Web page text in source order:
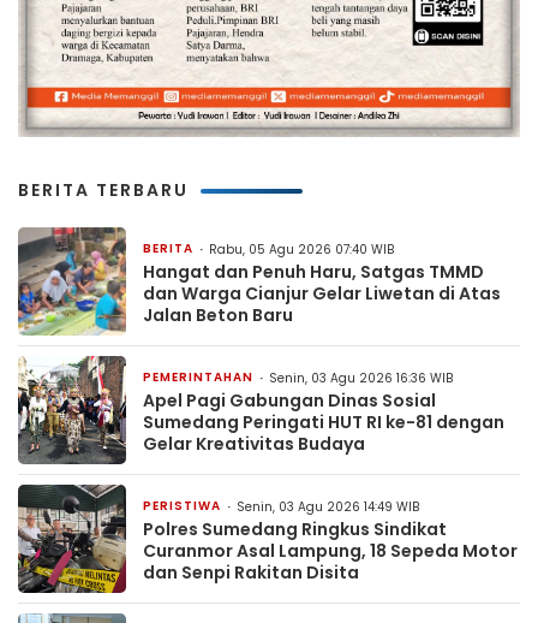
BERITA TERBARU
BERITA Rabu, 05 Agu 2026 07:40 WIB
Hangat dan Penuh Haru, Satgas TMMD
dan Warga Cianjur Gelar Liwetan di Atas
Jalan Beton Baru
PEMERINTAHAN Senin, 03 Agu 2026 16:36 WIB
Apel Pagi Gabungan Dinas Sosial
Sumedang Peringati HUT RI ke-81 dengan
Gelar Kreativitas Budaya
PERISTIWA Senin, 03 Agu 2026 14:49 WIB
Polres Sumedang Ringkus Sindikat
Curanmor Asal Lampung, 18 Sepeda Motor
dan Senpi Rakitan Disita